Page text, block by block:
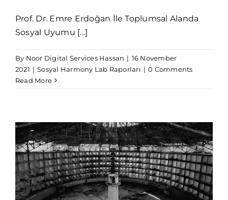
Prof. Dr. Emre Erdoğan İle Toplumsal Alanda
Sosyal Uyumu [...]
By Noor Digital Services Hassan | 16 November
2021 | Sosyal Harmony Lab Raporları | 0 Comments
Read More